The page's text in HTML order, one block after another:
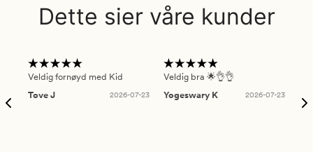
Dette sier våre kunder
Veldig fornøyd med Kid
Tove J
2026-07-23
Veldig bra 🌟👌👌
Yogeswary K
2026-07-23